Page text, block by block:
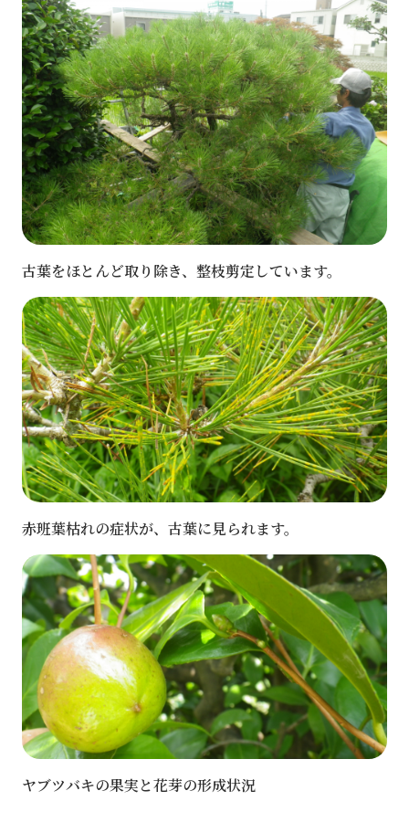
古葉をほとんど取り除き、整枝剪定しています。
赤班葉枯れの症状が、古葉に見られます。
ヤブツバキの果実と花芽の形成状況